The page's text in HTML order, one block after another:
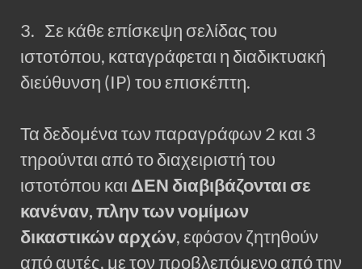
3. Σε κάθε επίσκεψη σελίδας του
ιστοτόπου, καταγράφεται η διαδικτυακή
διεύθυνση (IP) του επισκέπτη.
Τα δεδομένα των παραγράφων 2 και 3
τηρούνται από το διαχειριστή του
ιστοτόπου και ΔΕΝ διαβιβάζονται σε
κανέναν, πλην των νομίμων
δικαστικών αρχών, εφόσον ζητηθούν
από αυτές, με τον προβλεπόμενο από την